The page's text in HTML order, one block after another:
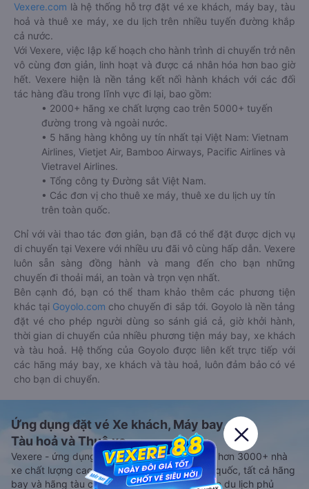
Vexere.com là hệ thống hỗ trợ đặt vé xe khách, máy bay, tàu
hoả và thuê xe máy, xe du lịch trên nhiều tuyến đường khắp
cả nước.
Với Vexere, việc lập kế hoạch cho hành trình di chuyển trở nên
vô cùng đơn giản, linh hoạt và được cá nhân hóa hơn bao giờ
hết. Vexere hiện là nền tảng kết nối hành khách với các đối
tác hàng đầu trong lĩnh vực đi lại, bao gồm:
• 2000+ hãng xe chất lượng cao trên 5000+ tuyến
đường trong và ngoài nước.
• 5 hãng hàng không uy tín nhất tại Việt Nam: Vietnam
Airlines, Vietjet Air, Bamboo Airways, Pacific Airlines và
Vietravel Airlines.
• Tổng công ty Đường sắt Việt Nam.
• Các đơn vị cho thuê xe máy, thuê xe du lịch uy tín
trên toàn quốc.
Chỉ với vài thao tác đơn giản, bạn đã có thể đặt được dịch vụ
di chuyển tại Vexere với nhiều ưu đãi vô cùng hấp dẫn. Vexere
luôn sẵn sàng đồng hành và mang đến cho bạn những
chuyến đi thoải mái, an toàn và trọn vẹn nhất.
Bên cạnh đó, bạn có thể tham khảo thêm các phương tiện
khác tại Goyolo.com cho chuyến đi sắp tới. Goyolo là nền tảng
đặt vé cho phép người dùng so sánh giá cả, giờ khởi hành,
thời gian di chuyển của nhiều phương tiện máy bay, xe khách
và tàu hoả. Hệ thống của Goyolo được liên kết trực tiếp với
các hãng máy bay, xe khách và tàu hoả, luôn đảm bảo có vé
cho bạn di chuyển.
Ứng dụng đặt vé Xe khách, Máy bay,
Tàu hoả và Thuê xe
Vexere - ứng dụng đặt vé đa phương tiện với hơn 3000+ nhà
xe chất lượng cao, 5000+ tuyến đường toàn quốc, tất cả hãng
bay và hãng tàu cùng dịch vụ thuê xe máy, xe du lịch phủ